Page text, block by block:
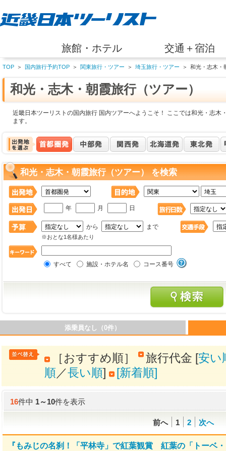
旅館・ホテル 交通＋宿泊
TOP ＞ 国内旅行予約TOP ＞ 関東旅行・ツアー ＞ 埼玉旅行・ツアー ＞ 和光・志木・
和光・志木・朝霞旅行（ツアー）
近畿日本ツーリストの国内旅行 国内ツアーへようこそ！ ここでは和光・志木
ます。
和光・志木・朝霞旅行（ツアー） を検索
年 月 日
から まで
※おとな1名様あたり
すべて 施設・ホテル名 コース番号
添乗員なし（0件）
［おすすめ順］ 旅行代金 [安い
順／長い順] [新着順]
16件中1～10件を表示
前へ 1 2 次へ
『もみじの名刹！「平林寺」で紅葉観賞 紅葉の「トーベ